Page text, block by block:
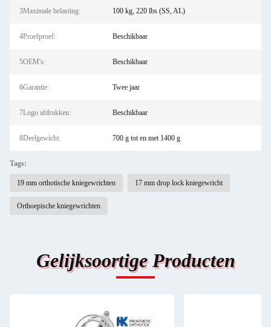
3Maximale belasting: 100 kg, 220 lbs (SS, AL)
4Proefproef: Beschikbaar
5OEM's: Beschikbaar
6Garantie: Twee jaar
7Logo afdrukken: Beschikbaar
8Deelgewicht: 700 g tot en met 1400 g
Tags:
19 mm orthotische kniegewrichten 17 mm drop lock kniegewricht
Orthoepische kniegewrichten
Gelijksoortige Producten